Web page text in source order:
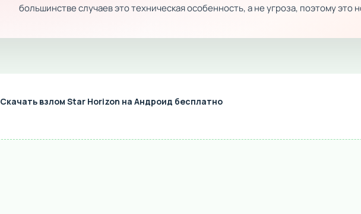
большинстве случаев это техническая особенность, а не угроза, поэтому это
Скачать взлом Star Horizon на Андроид бесплатно